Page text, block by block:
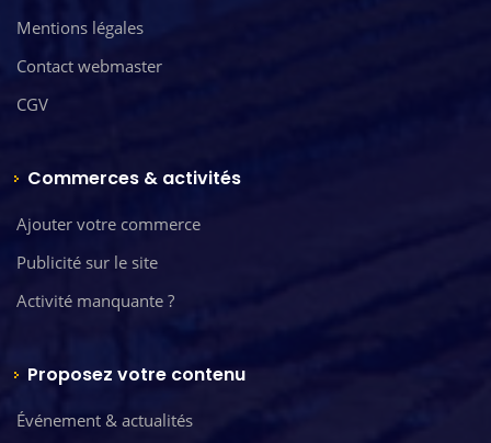
Mentions légales
Contact webmaster
CGV
Commerces & activités
Ajouter votre commerce
Publicité sur le site
Activité manquante ?
Proposez votre contenu
Événement & actualités